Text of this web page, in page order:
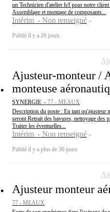
un Technicien d'atelier h/f pour notre
Assemblage et montage de composants...
Intérim - Non renseigné
Publié il y a 26 jours
Ajusteur-monteur /
monteuse
SYNERGIE - 77 - MEAUX
Description du poste : En tant
seront Retrait des bavures, nettoyage des
Traiter les éventuelles...
Intérim - Non renseigné
Publié il y a plus de 30 jours
Ajusteur monteur
77 - MEAUX